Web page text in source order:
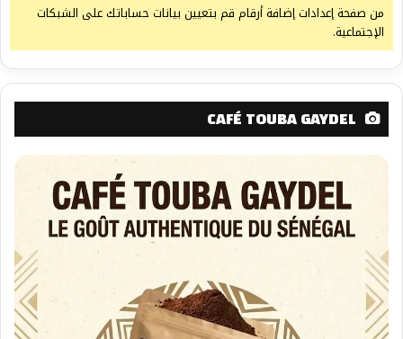
من صفحة إعدادات إضافة أرقام قم بتعيين بيانات حساباتك على الشبكات
الإجتماعية.
CAFÉ TOUBA GAYDEL